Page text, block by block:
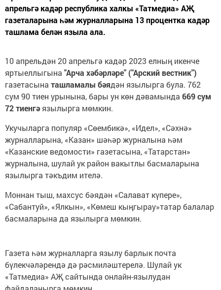
апрельгә кадәр республика халкы «Татмедиа» АҖ
газеталарына һәм журналларына 13 процентка кадәр
ташлама белән языла ала.
10 апрельдән 20 апрельгә кадәр 2023 елның икенче
яртыеллыгына "Арча хәбәрләре" ("Арский вестник")
газетасына ташламалы бәядән язылырга була. 762
сум 90 тиен урынына, бары ун көн дәвамында 669 сум
72 тиенгәязылырга мөмкин.
Укучыларга популяр «Сөембикә», «Идел», «Сәхнә»
журналларына, «Казан» шәһәр журналына һәм
«Казанские ведомости» газетасына, «Татарстан»
журналына, шулай ук район вакытлы басмаларына
язылырга тәкъдим ителә.
Моннан тыш, махсус бәядән «Салават күпере»,
«Сабантуй», «Ялкын», «Көмеш кыңгырау»татар балалар
басмаларына да язылырга мөмкин.
Газета һәм журналларга язылу барлык почта
бүлекчәләрендә дә рәсмиләштерелә. Шулай ук
«Татмедиа» АҖ сайтында онлайн-язылудан